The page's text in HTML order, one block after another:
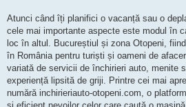
c
i
t
i
Atunci când îți planifici o vacanță sau o
cele mai importante aspecte este modul în
loc în altul. Bucureștiul și zona Otopeni,
în România pentru turiști și oameni de
variată de servicii de închirieri auto, menite
experiență lipsită de griji. Printre cei mai
numără inchirieriauto-otopeni.com, o